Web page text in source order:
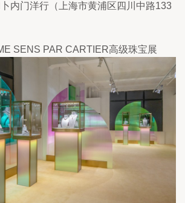
内门洋行（上海市黄浦区四川中路133
SENS PAR CARTIER高级珠宝展